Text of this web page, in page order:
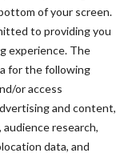
of your screen.
to providing you
experience. The
for the following
or access
and content,
research,
data, and